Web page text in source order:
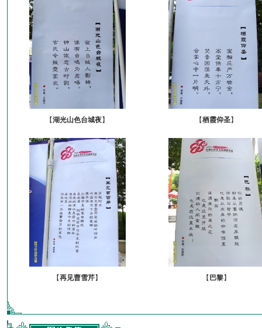
【湖光山色台城夜】 【栖霞仰圣】
【再见曹雪芹】 【 巴黎】